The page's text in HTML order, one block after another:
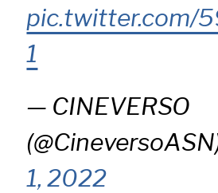
pic.twitter.com/
1
— CINEVERSO
1, 2022